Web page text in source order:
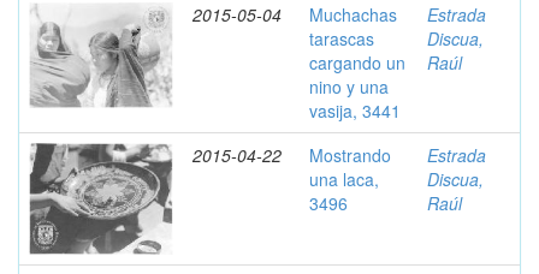
2015-05-04
Muchachas
tarascas
cargando un
nino y una
vasija, 3441
Estrada
Discua,
Raúl
2015-04-22
Mostrando
una laca,
3496
Estrada
Discua,
Raúl